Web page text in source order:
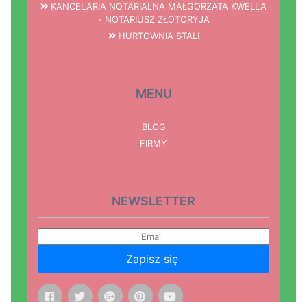
KANCELARIA NOTARIALNA MAŁGORZATA KWELLA
- NOTARIUSZ ZŁOTORYJA
HURTOWNIA STALI
MENU
BLOG
FIRMY
NEWSLETTER
Zapisz się